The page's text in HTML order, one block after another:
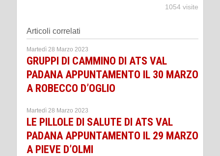
1054 visite
Articoli correlati
Martedì 28 Marzo 2023
GRUPPI DI CAMMINO DI ATS VAL
PADANA APPUNTAMENTO IL 30 MARZO
A ROBECCO D’OGLIO
Martedì 28 Marzo 2023
LE PILLOLE DI SALUTE DI ATS VAL
PADANA APPUNTAMENTO IL 29 MARZO
A PIEVE D’OLMI